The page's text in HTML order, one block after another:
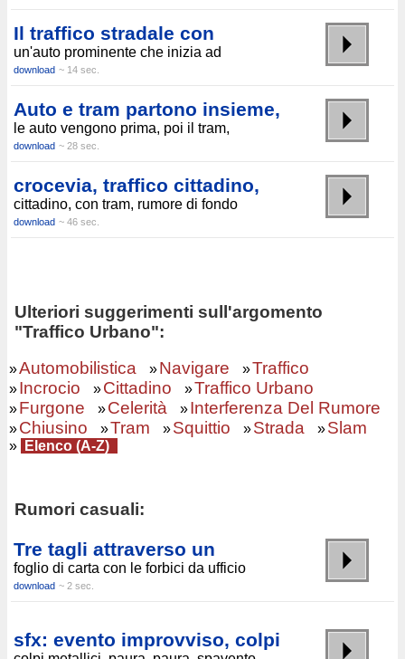
Il traffico stradale con
un'auto prominente che inizia ad
download ~ 14 sec.
Auto e tram partono insieme,
le auto vengono prima, poi il tram,
download ~ 28 sec.
crocevia, traffico cittadino,
cittadino, con tram, rumore di fondo
download ~ 46 sec.
Ulteriori suggerimenti sull'argomento
"Traffico Urbano":
»Automobilistica »Navigare »Traffico
»Incrocio »Cittadino »Traffico Urbano
»Furgone »Celerità »Interferenza Del Rumore
»Chiusino »Tram »Squittio »Strada »Slam
» Elenco (A-Z)
Rumori casuali:
Tre tagli attraverso un
foglio di carta con le forbici da ufficio
download ~ 2 sec.
sfx: evento improvviso, colpi